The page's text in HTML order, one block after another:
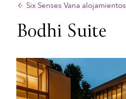
Six Senses Vana alojamientos
Bodhi Suite